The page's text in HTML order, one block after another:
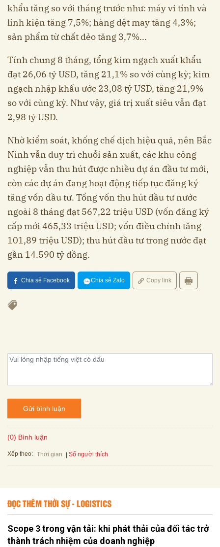
khẩu tăng so với tháng trước như: máy vi tính và
linh kiện tăng 7,5%; hàng dệt may tăng 4,3%;
sản phẩm từ chất dẻo tăng 3,7%...
Tính chung 8 tháng, tổng kim ngạch xuất khẩu
đạt 26,06 tỷ USD, tăng 21,1% so với cùng kỳ; kim
ngạch nhập khẩu ước 23,08 tỷ USD, tăng 21,9%
so với cùng kỳ. Như vậy, giá trị xuất siêu vẫn đạt
2,98 tỷ USD.
Nhờ kiểm soát, khống chế dịch hiệu quả, nên Bắc
Ninh vẫn duy trì chuỗi sản xuất, các khu công
nghiệp vẫn thu hút được nhiều dự án đầu tư mới,
còn các dự án đang hoạt động tiếp tục đăng ký
tăng vốn đầu tư. Tổng vốn thu hút đầu tư nước
ngoài 8 tháng đạt 567,22 triệu USD (vốn đăng ký
cấp mới 465,33 triệu USD; vốn điều chỉnh tăng
101,89 triệu USD); thu hút đầu tư trong nước đạt
gần 14.590 tỷ đồng.
Chia sẻ Facebook Chia sẻ Zalo Copy link
Gửi bình luận
(0) Bình luận
Xếp theo: Thời gian Số người thích
ĐỌC THÊM THỜI SỰ - LOGISTICS
Scope 3 trong vận tải: khi phát thải của đối tác trở
thành trách nhiệm của doanh nghiệp